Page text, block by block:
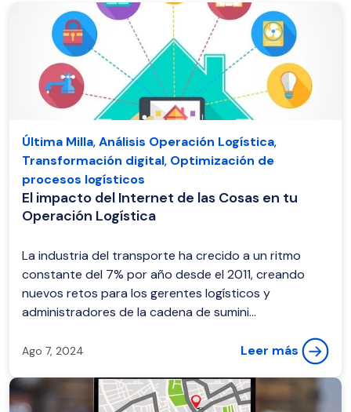
Última Milla,Análisis Operación Logística,
Transformación digital, Optimización de
procesos logísticos
El impacto del Internet de las Cosas en tu
Operación Logística
La industria del transporte ha crecido a un ritmo
constante del 7% por año desde el 2011, creando
nuevos retos para los gerentes logísticos y
administradores de la cadena de sumini...
Ago 7, 2024 Leer más